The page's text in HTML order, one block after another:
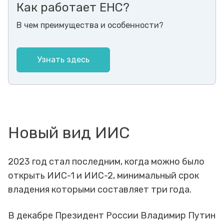
Как работает ЕНС?
В чем преимущества и особенности?
Узнать здесь
Новый вид ИИС
2023 год стал последним, когда можно было
открыть ИИС-1 и ИИС-2, минимальный срок
владения которыми составляет три года.
В декабре Президент России Владимир Путин